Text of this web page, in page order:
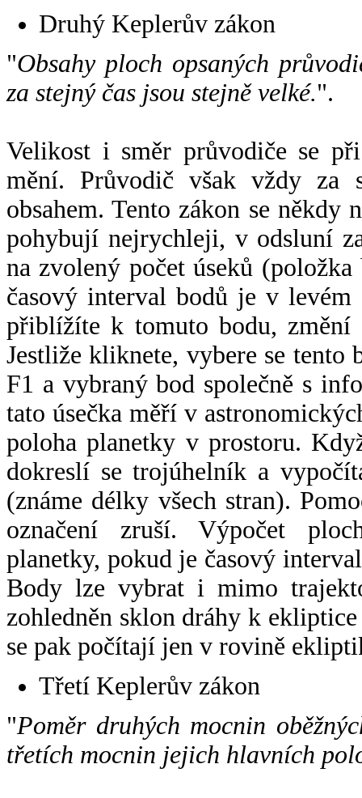
Druhý Keplerův zákon
"Obsahy ploch opsaných
za stejný čas jsou stejně velké.".
Velikost i směr průvodiče se
mění. Průvodič však vždy za
obsahem. Tento zákon se někdy
pohybují nejrychleji, v odsluní
na zvolený počet úseků
časový interval bodů je v
přiblížíte k tomuto bodu,
Jestliže kliknete, vybere se tento
F1 a vybraný bod společně s
tato úsečka měří v
poloha planetky v prostoru.
dokreslí se trojúhelník a
(známe délky všech stran).
označení zruší. Výpočet
planetky, pokud je časový
Body lze vybrat i mimo
zohledněn sklon dráhy k
se pak počítají jen v rovině
Třetí Keplerův zákon
"Poměr druhých mocnin
třetích mocnin jejich hlavních